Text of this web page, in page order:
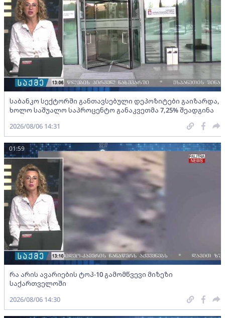
საბანკო სექტორში განთავსებული დეპოზიტები გაიზარდა,
ხოლო საშუალო საპროცენტო განაკვეთმა 7,25% შეადგინა
2026/08/06 14:31
რა არის ავარიების ტოპ-10 გამომწვევი მიზეზი
საქართველოში
01:59
2026/08/06 14:30